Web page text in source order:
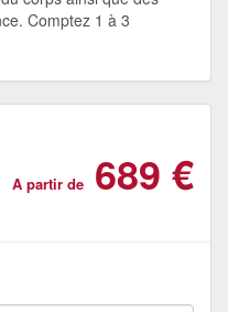
Comptez 1 à 3
A partir de 689 €